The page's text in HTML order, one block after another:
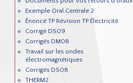
Exemple Oral Centrale 2
Énoncé TP Révision TP Électricité
Corrigé DS09
Corrigés DM08
Travail sur les ondes
électromagnétiques
Corrigés DS08
THERM2